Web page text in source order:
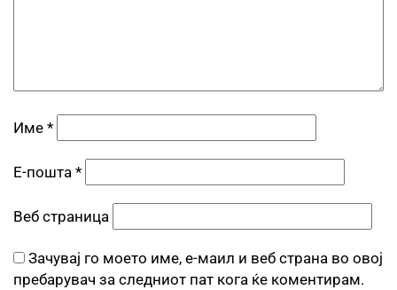
Име *
Е-пошта *
Веб страница
Зачувај го моето име, е-маил и веб страна во овој
пребарувач за следниот пат кога ќе коментирам.